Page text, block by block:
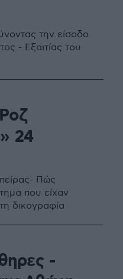
την είσοδο
- Εξαιτίας του
24
Πώς
που είχαν
δικογραφία
-